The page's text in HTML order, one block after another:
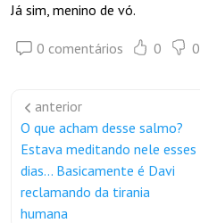
Já sim, menino de vó.
0 comentários 0 0
anterior
O que acham desse salmo?
Estava meditando nele esses
dias... Basicamente é Davi
reclamando da tirania
humana